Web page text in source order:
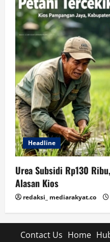
Headline
Urea Subsidi Rp130
Alasan Kios
redaksi_ mediarakyat.co
Contact Us Home